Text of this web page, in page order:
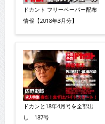
ドカント フリーペーパー配布
情報【2018年3月分】
ドカンと18年4月号を全部出
し 187号